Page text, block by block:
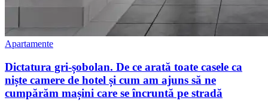
Apartamente
Dictatura gri-șobolan. De ce arată toate casele ca
niște camere de hotel și cum am ajuns să ne
cumpărăm mașini care se încruntă pe stradă